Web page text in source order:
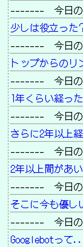
-------　今日
少し
-------　今日
トップ
-------　今日
1年く
-------　今日
さらに
-------　今日
2年以上
-------　今日
そこに
-------　今日